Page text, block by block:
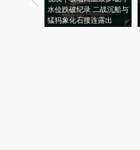
水位跌破纪录 二战沉船与
猛犸象化石接连露出